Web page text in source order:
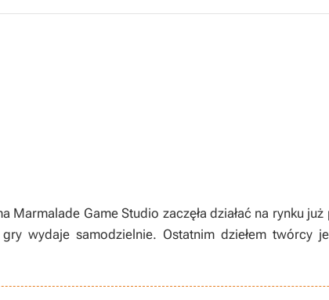
Game Studio zaczęła działać na rynku
wydaje samodzielnie. Ostatnim dziełem twórcy